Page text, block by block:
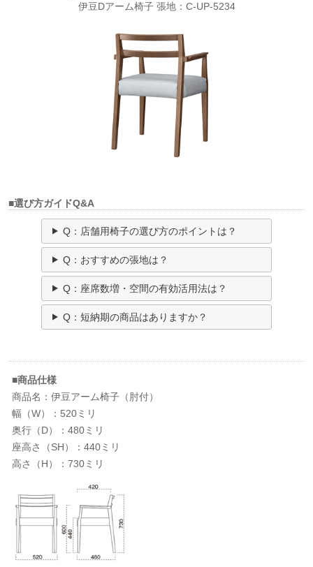
伊豆Dアーム椅子 張地：C-UP-5234
■選び方ガイドQ&A
Q：店舗用椅子の選び方のポイントは？
Q：おすすめの張地は？
Q：座席数増・空間の有効活用法は？
Q：短納期の商品はありますか？
■商品仕様
商品名：伊豆アーム椅子（肘付）
幅（W）：520ミリ
奥行（D）：480ミリ
座高さ（SH）：440ミリ
高さ（H）：730ミリ